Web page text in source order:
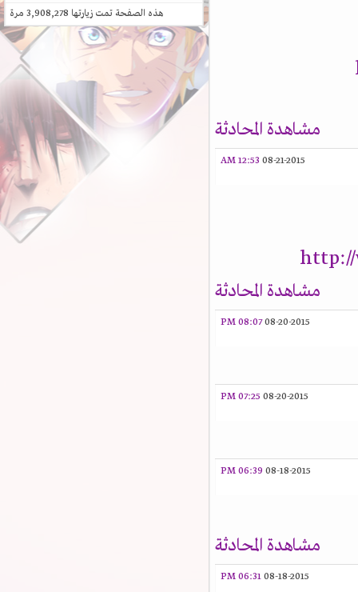
مشاهدة المحادثة
08-21-2015
12:53 AM
http://
مشاهدة المحادثة
08-20-2015
08:07 PM
08-20-2015
07:25 PM
08-18-2015
06:39 PM
مشاهدة المحادثة
08-18-2015
06:31 PM
هذه الصفحة تمت زيارتها3,908,278مرة